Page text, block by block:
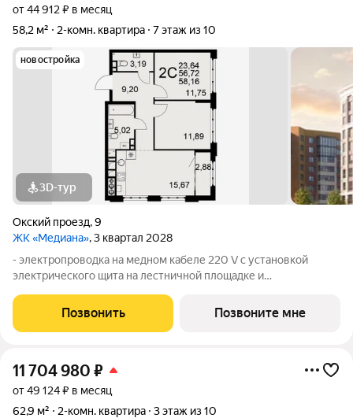
от 44 912 ₽ в месяц
58,2 м²
2-комн. квартира 7 этаж из 10
новостройка
3D-тур
Окский проезд,9
ЖК «Медиана», 3 квартал 2028
- электропроводка на медном кабеле 220 V с установкой
электрического щита на лестничной площадке и
стен, кроме стен лоджий, откосов дверных и оконных
проемов, ниш прохождения стояков
Позвонить Позвоните мне
11 704 980 ₽
от 49 124 ₽ в месяц
62,9 м²
2-комн. квартира 3 этаж из 10